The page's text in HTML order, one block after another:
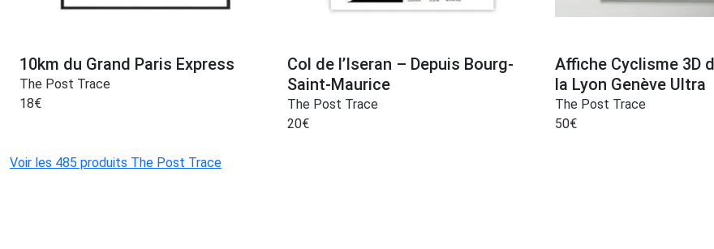
10km du Grand Paris Express
The Post Trace
18€
Col de l’Iseran – Depuis Bourg-
Saint-Maurice
The Post Trace
20€
Affiche Cyclisme 3D
la Lyon Genève Ultra
The Post Trace
50€
Voir les 485 produits The Post Trace